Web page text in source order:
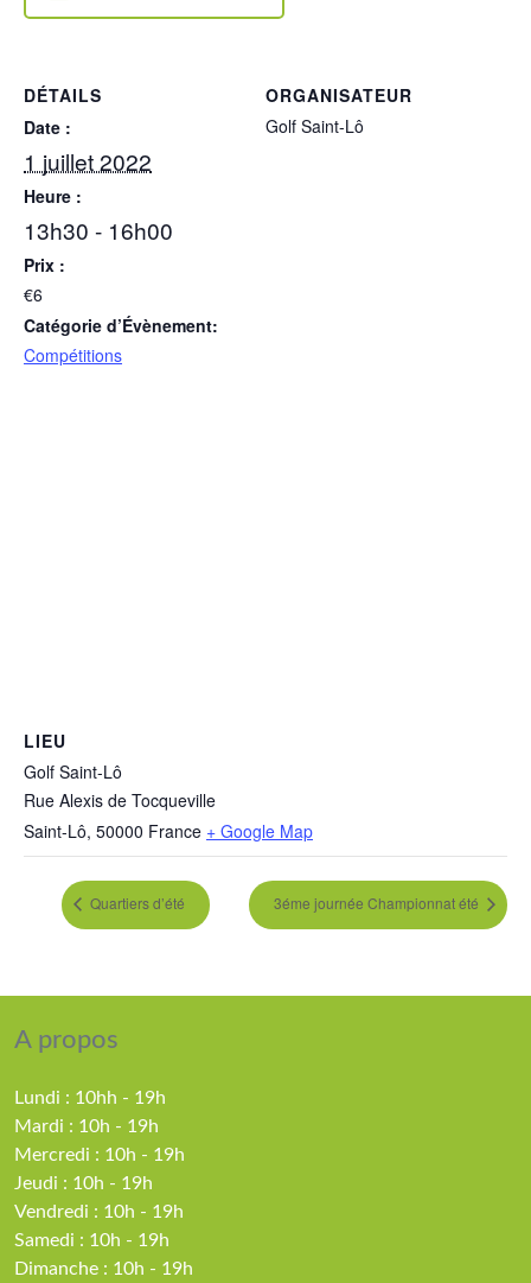
DÉTAILS
Date :
1 juillet 2022
Heure :
13h30 - 16h00
Prix :
€6
Catégorie d’Évènement:
Compétitions
ORGANISATEUR
Golf Saint-Lô
LIEU
Golf Saint-Lô
Rue Alexis de Tocqueville
Saint-Lô, 50000 France + Google Map
Quartiers d’été 3éme journée Championnat été
A propos
Lundi : 10hh - 19h
Mardi : 10h - 19h
Mercredi : 10h - 19h
Jeudi : 10h - 19h
Vendredi : 10h - 19h
Samedi : 10h - 19h
Dimanche : 10h - 19h